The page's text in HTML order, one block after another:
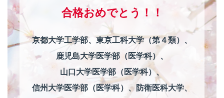
合格おめでとう！！
京都大学工学部、東京工科大学（第４類）、
鹿児島大学医学部（医学科）、
山口大学医学部（医学科）、
信州大学医学部（医学科）、 防衛医科大学、